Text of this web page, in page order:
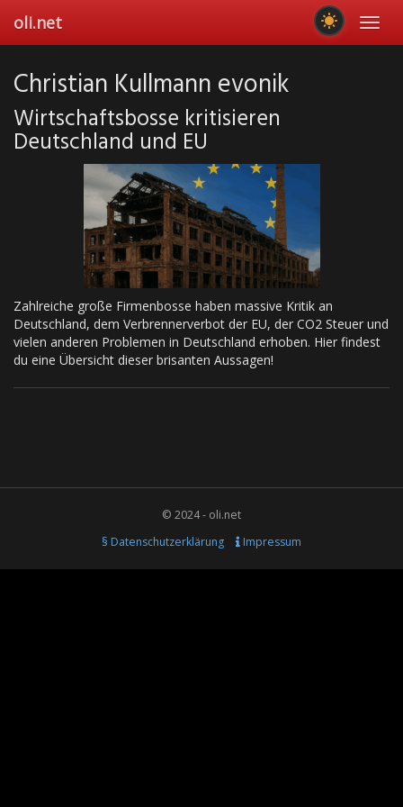
main
oli.net
Christian Kullmann evonik
Wirtschaftsbosse kritisieren
Deutschland und EU
Zahlreiche große Firmenbosse haben massive Kritik an
Deutschland, dem Verbrennerverbot der EU, der CO2 Steuer und
vielen anderen Problemen in Deutschland erhoben. Hier findest
du eine Übersicht dieser brisanten Aussagen!
© 2024 - oli.net
§ Datenschutzerklärung
Impressum